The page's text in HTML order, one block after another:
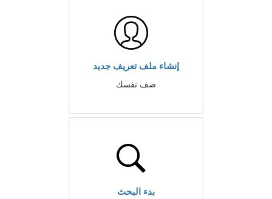
إنشاء ملف تعريف جديد
صف نفسك
بدء البحث